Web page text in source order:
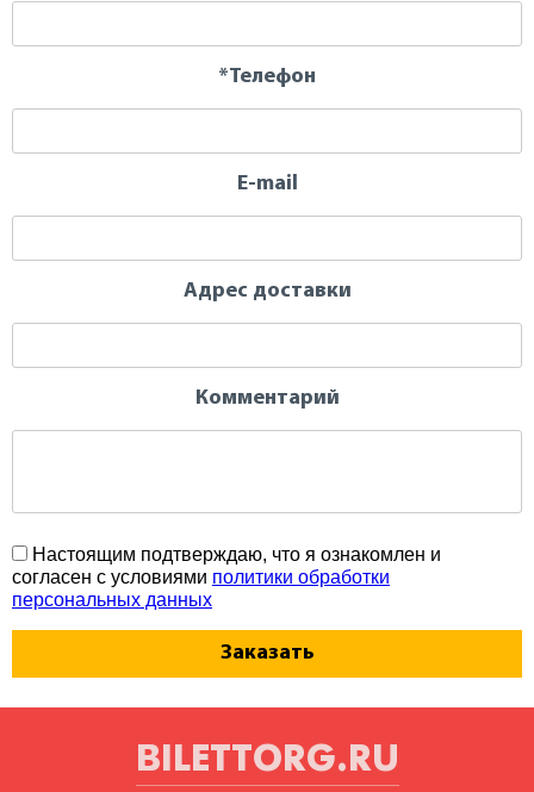
*Телефон
E-mail
Адрес доставки
Комментарий
Настоящим подтверждаю, что я ознакомлен и
согласен с условиями политики обработки
персональных данных
Заказать
BILETTORG.RU